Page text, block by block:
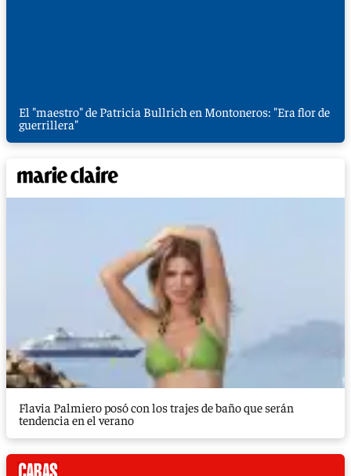
El "maestro" de Patricia Bullrich en Montoneros: "Era flor de
guerrillera"
Flavia Palmiero posó con los trajes de baño que serán
tendencia en el verano